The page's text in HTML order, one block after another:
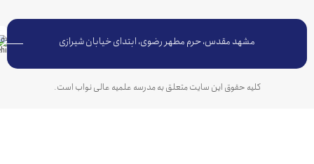
مشهد مقدس، حرم مطهر رضوی، ابتدای خیابان شیرازی
کلیه حقوق این سایت متعلق به مدرسه علمیه عالی نواب است.